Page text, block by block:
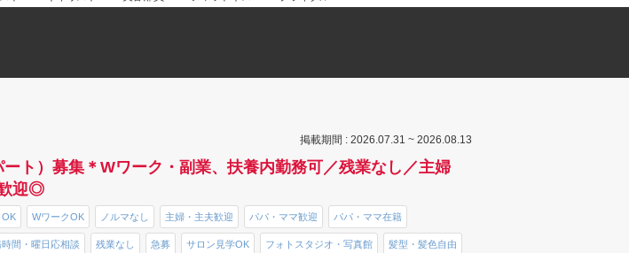
掲載期間 : 2026.07.31 ~ 2026.08.13
ト）募集＊Wワーク・副業、扶養内勤務可／残業なし／主婦
歓迎◎
OK WワークOK ノルマなし 主婦・主夫歓迎 パパ・ママ歓迎 パパ・ママ在籍
間・曜日応相談 残業なし 急募 サロン見学OK フォトスタジオ・写真館 髪型・髪色自由